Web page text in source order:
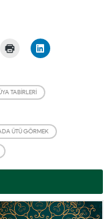
TABIRLERI
ÜTÜ GÖRMEK